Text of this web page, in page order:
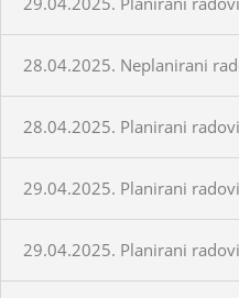
28.04.2025. Neplanirani
28.04.2025. Planirani
29.04.2025. Planirani
29.04.2025. Planirani